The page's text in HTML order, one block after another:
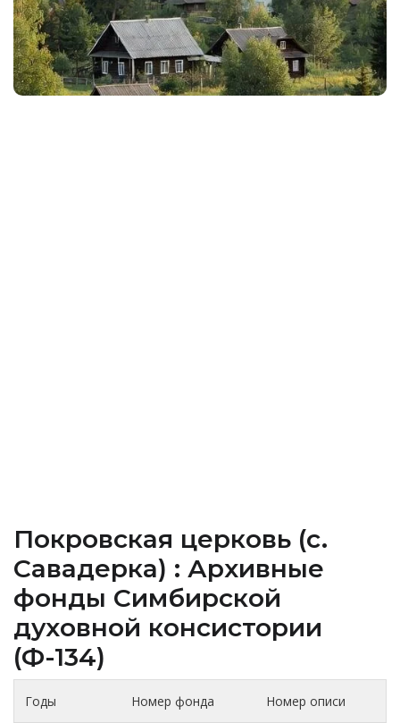
Покровская церковь (c.
Савадерка) : Архивные
фонды Cимбирской
духовной консистории
(Ф-134)
Годы Номер фонда Номер описи